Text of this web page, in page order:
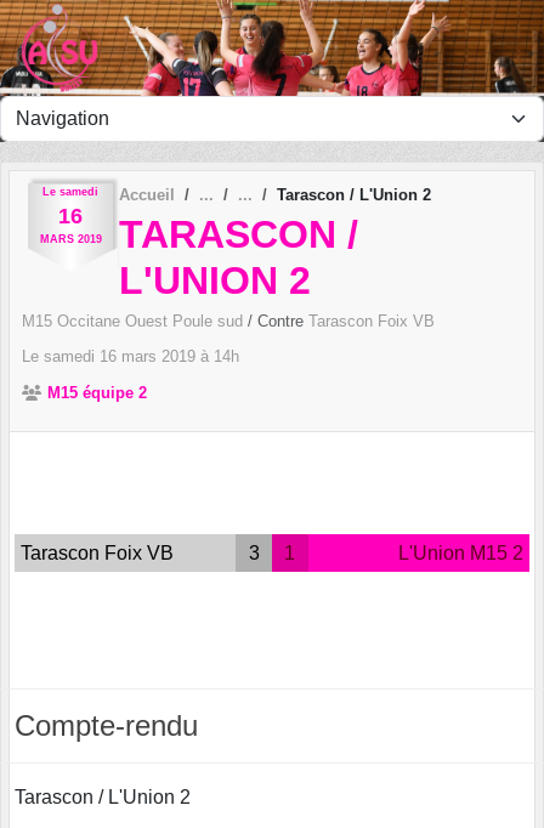
Le samedi
16
MARS 2019
Accueil Tarascon / L'Union 2
TARASCON /
L'UNION 2
M15 Occitane Ouest Poule sud / Contre Tarascon Foix VB
Le samedi 16 mars 2019 à 14h
M15 équipe 2
Tarascon Foix VB 3 1 L'Union M15 2
Compte-rendu
Tarascon / L'Union 2
Panneau de gestion des cookies